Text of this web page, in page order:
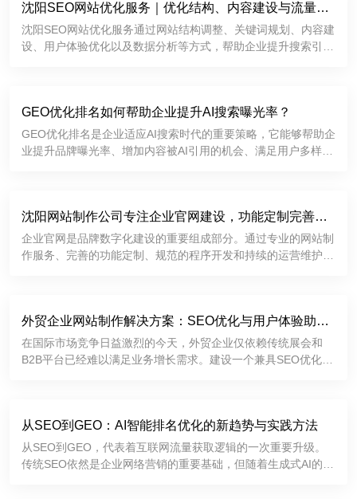
沈阳SEO网站优化服务｜优化结构、内容建设与流量增
长方案
沈阳SEO网站优化服务通过网站结构调整、关键词规划、内容建
设、用户体验优化以及数据分析等方式，帮助企业提升搜索引擎
GEO优化排名如何帮助企业提升AI搜索曝光率？
GEO优化排名是企业适应AI搜索时代的重要策略，它能够帮助企
业提升品牌曝光率、增加内容被AI引用的机会、满足用户多样化
沈阳网站制作公司专注企业官网建设，功能定制完善，
提升品牌互联网形象
企业官网是品牌数字化建设的重要组成部分。通过专业的网站制
作服务、完善的功能定制、规范的程序开发和持续的运营维护，
外贸企业网站制作解决方案：SEO优化与用户体验助力
精准获客
在国际市场竞争日益激烈的今天，外贸企业仅依赖传统展会和
B2B平台已经难以满足业务增长需求。建设一个兼具SEO优化能
从SEO到GEO：AI智能排名优化的新趋势与实践方法
从SEO到GEO，代表着互联网流量获取逻辑的一次重要升级。
传统SEO依然是企业网络营销的重要基础，但随着生成式AI的普